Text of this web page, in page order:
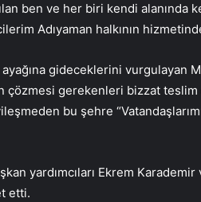
ben ve her biri kendi alanında
Adıyaman halkının
gideceklerini vurgulayan
çözmesi gerekenleri bizzat teslim
bu şehre
yardımcıları Ekrem
etti.